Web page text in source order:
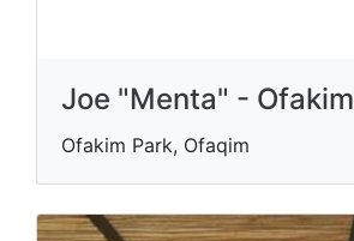
Joe "Menta" - Ofakim
Ofakim Park, Ofaqim